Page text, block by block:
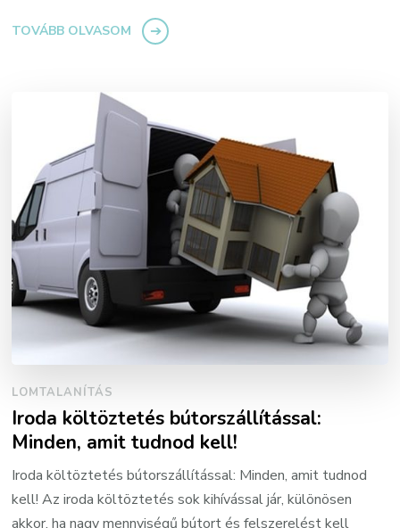
TOVÁBB OLVASOM
LOMTALANÍTÁS
Iroda költöztetés bútorszállítással:
Minden, amit tudnod kell!
Iroda költöztetés bútorszállítással: Minden, amit tudnod
kell! Az iroda költöztetés sok kihívással jár, különösen
akkor, ha nagy mennyiségű bútort és felszerelést kell